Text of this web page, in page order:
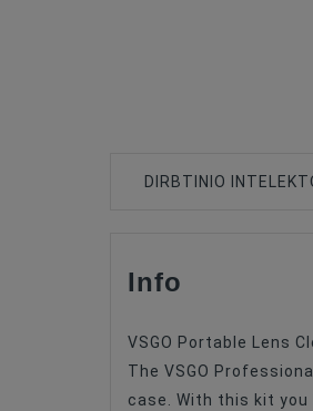
DIRBTINIO
Type Of Product
Info
VSGO Portable Lens
The VSGO
case. With this kit